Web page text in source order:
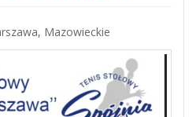
Mazowieckie